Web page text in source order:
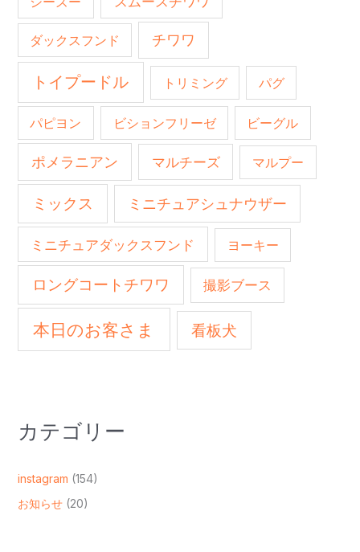
ダックスフンド チワワ
トイプードル トリミング パグ
パピヨン ビションフリーゼ ビーグル
ポメラニアン マルチーズ マルプー
ミックス ミニチュアシュナウザー
ミニチュアダックスフンド ヨーキー
ロングコートチワワ 撮影ブース
本日のお客さま 看板犬
カテゴリー
instagram (154)
お知らせ(20)